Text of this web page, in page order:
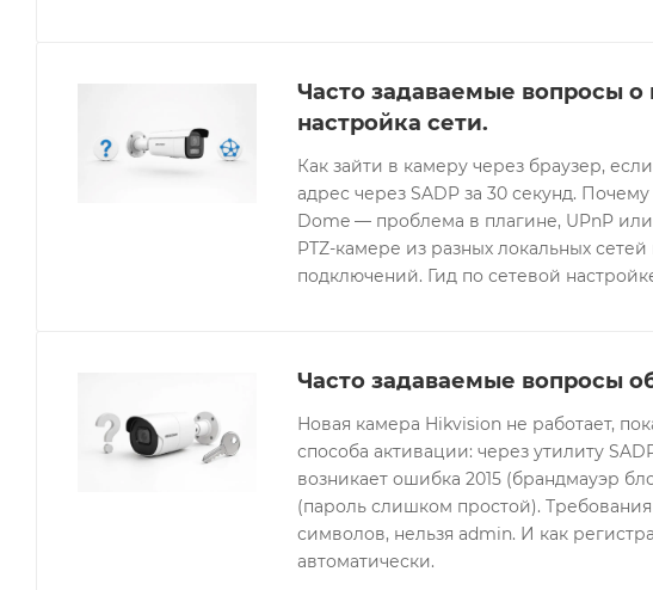
Часто задаваемые вопросы
настройка сети.
Как зайти в камеру через браузер,
адрес через SADP за 30 секунд.
Dome — проблема в плагине, UPnP или
PTZ-камере из разных локальных
подключений. Гид по сетевой
Часто задаваемые вопросы
Новая камера Hikvision не работает,
способа активации: через утилиту
возникает ошибка 2015 (брандмауэр
(пароль слишком простой).
символов, нельзя admin. И как
автоматически.